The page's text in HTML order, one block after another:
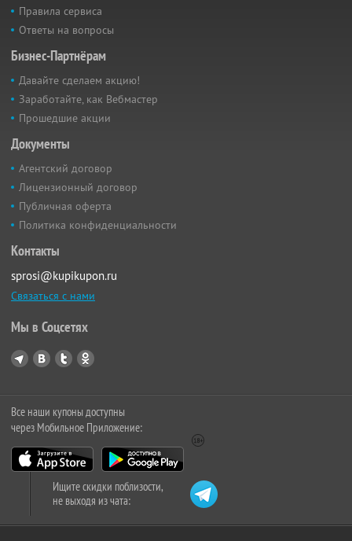
Правила сервиса
Ответы на вопросы
Бизнес-Партнёрам
Давайте сделаем акцию!
Заработайте, как Вебмастер
Прошедшие акции
Документы
Агентский договор
Лицензионный договор
Публичная оферта
Политика конфиденциальности
Контакты
sprosi@kupikupon.ru
Связаться с нами
Мы в Соцсетях
Все наши купоны доступны
через Мобильное Приложение:
Ищите скидки поблизости,
не выходя из чата: